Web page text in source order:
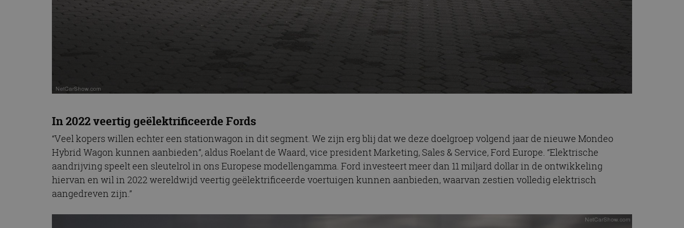
In 2022 veertig geëlektrificeerde Fords
“Veel kopers willen echter een stationwagon in dit segment. We zijn erg blij dat we deze doelgroep volgend jaar de nieuwe Mondeo
Hybrid Wagon kunnen aanbieden”, aldus Roelant de Waard, vice president Marketing, Sales & Service, Ford Europe. “Elektrische
aandrijving speelt een sleutelrol in ons Europese modellengamma. Ford investeert meer dan 11 miljard dollar in de ontwikkeling
hiervan en wil in 2022 wereldwijd veertig geëlektrificeerde voertuigen kunnen aanbieden, waarvan zestien volledig elektrisch
aangedreven zijn.”